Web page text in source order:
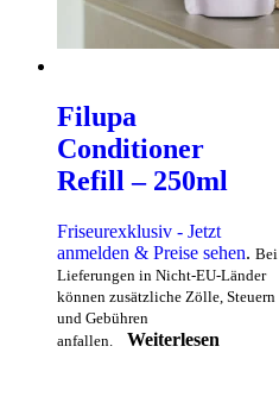
Filupa
Conditioner
Refill – 250ml
Friseurexklusiv - Jetzt
anmelden & Preise sehen. Bei
Lieferungen in Nicht-EU-Länder
können zusätzliche Zölle, Steuern
und Gebühren
anfallen.
Weiterlesen